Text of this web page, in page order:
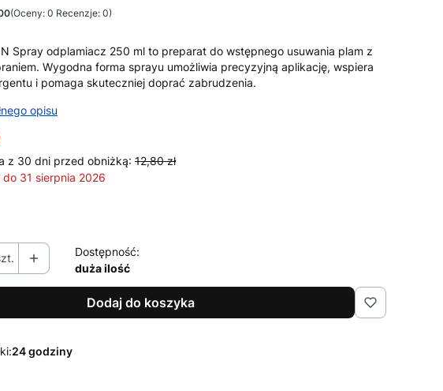
(Oceny: 0 Recenzje: 0)
do sekcji Opinie
Spray odplamiacz 250 ml to preparat do wstępnego usuwania plam z
Wygodna forma sprayu umożliwia precyzyjną aplikację, wspiera
i pomaga skuteczniej doprać zabrudzenia.
opisu
z 30 dni przed obniżką: 12,80 zł
31 sierpnia 2026
Dostępność:
duża ilość
Dodaj do koszyka
24 godziny